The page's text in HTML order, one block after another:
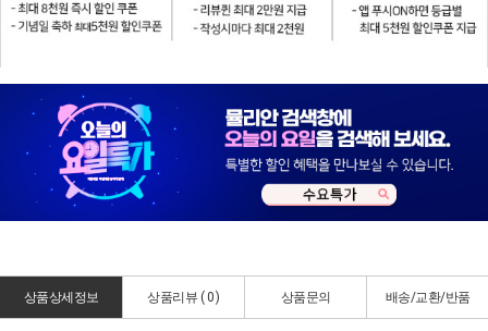
상품상세정보 상품리뷰 ( 0) 상품문의 배송/교환/반품